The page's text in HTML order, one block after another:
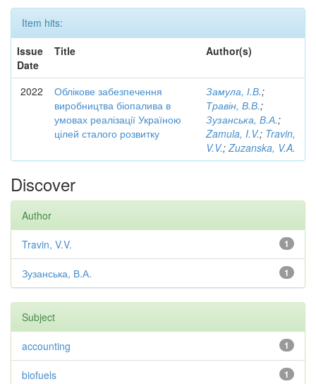
Item hits:
Issue
Date
Title Author(s)
2022
Облікове забезпечення
виробництва біопалива в
умовах реалізації Україною
цілей сталого розвитку
Замула, І.В.;
Травін, В.В.;
Зузанська, В.А.;
Zamula, I.V.; Travin,
V.V.;Zuzanska, V.A.
Discover
Author
1
Travin, V.V.
1
Зузанська, В.А.
Subject
1
accounting
1
biofuels